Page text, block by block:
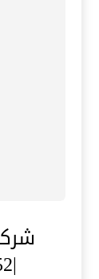
|0545574752|صيانة منزل